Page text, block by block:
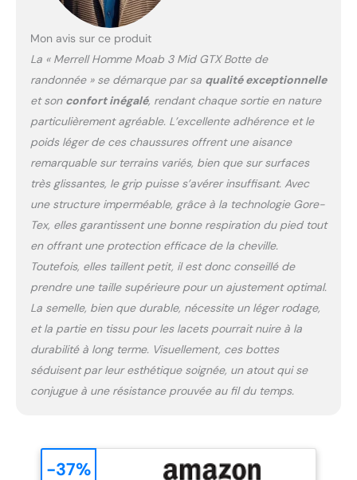
Mon avis sur ce produit
La « Merrell Homme Moab 3 Mid GTX Botte de
randonnée » se démarque par sa qualité exceptionnelle
et son confort inégalé, rendant chaque sortie en nature
particulièrement agréable. L’excellente adhérence et le
poids léger de ces chaussures offrent une aisance
remarquable sur terrains variés, bien que sur surfaces
très glissantes, le grip puisse s’avérer insuffisant. Avec
une structure imperméable, grâce à la technologie Gore-
Tex, elles garantissent une bonne respiration du pied tout
en offrant une protection efficace de la cheville.
Toutefois, elles taillent petit, il est donc conseillé de
prendre une taille supérieure pour un ajustement optimal.
La semelle, bien que durable, nécessite un léger rodage,
et la partie en tissu pour les lacets pourrait nuire à la
durabilité à long terme. Visuellement, ces bottes
séduisent par leur esthétique soignée, un atout qui se
conjugue à une résistance prouvée au fil du temps.
-37%